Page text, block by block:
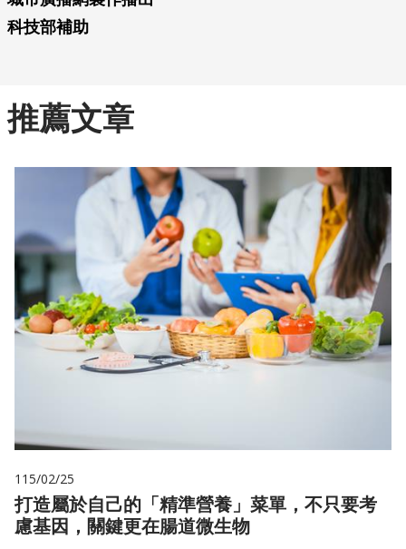
科技部補助
推薦文章
115/02/25
打造屬於自己的「精準營養」菜單，不只要考
慮基因，關鍵更在腸道微生物